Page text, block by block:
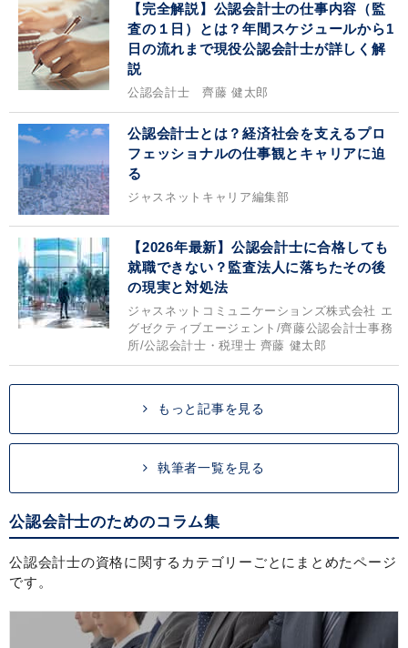
【完全解説】公認会計士の仕事内容（監
査の１日）とは？年間スケジュールから1
日の流れまで現役公認会計士が詳しく解
説
公認会計士 齊藤 健太郎
公認会計士とは？経済社会を支えるプロ
フェッショナルの仕事観とキャリアに迫
る
ジャスネットキャリア編集部
【2026年最新】公認会計士に合格しても
就職できない？監査法人に落ちたその後
の現実と対処法
ジャスネットコミュニケーションズ株式会社 エ
グゼクティブエージェント/齊藤公認会計士事務
所/公認会計士・税理士 齊藤 健太郎
もっと記事を見る
執筆者一覧を見る
公認会計士のためのコラム集
公認会計士の資格に関するカテゴリーごとにまとめたページ
です。